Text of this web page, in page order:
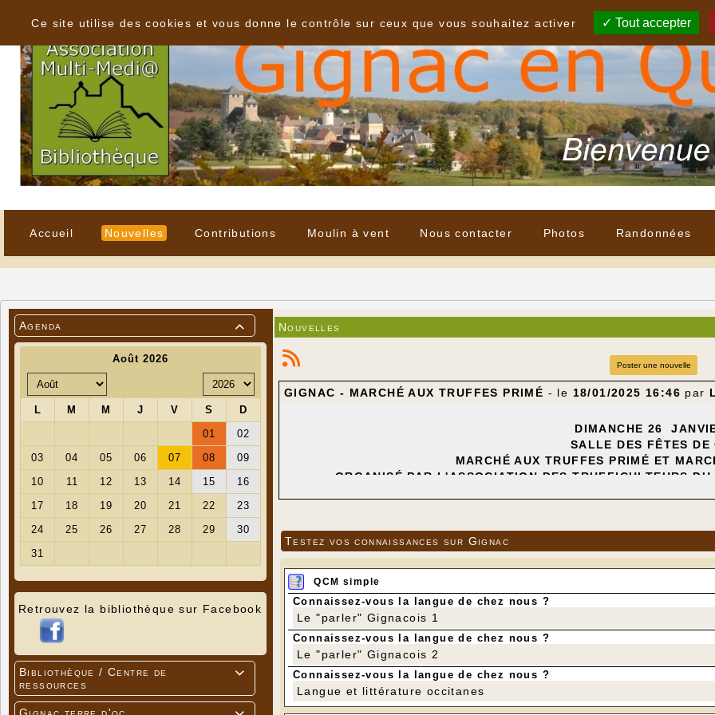
Accueil Nouvelles Contributions Moulin à vent Nous contacter Photos Randonnées

Agenda
Retrouvez la bibliothèque sur Facebook

Bibliothèque / Centre de
ressources
Nouvelles
Poster une nouvelle
GIGNAC - MARCHÉ AUX TRUFFES PRIMÉ - le 18/01/2025 16:46 par
DIMANCHE 26
SALLE DES FÊTES DE
MARCHÉ AUX TRUFFES PRIMÉ ET
ORGANISÉ PAR L'ASSOCIATION DES TRUFFICULTEURS
L'ASSOCIATION LO PATRIMÒNI ET
9 h - Accueil des trufficulteurs et contrôle des paniers
9 h 30 - Ouverture du marché primé
11 h 45 - Remise des prix
12 h - Tirage de la tombola
12 h 10 - Verre de l'Amitié offert par la Mairie de Gignac
12 h 45 - Repas gastronomique au restaurant de Gignac - "Le
Sur réservation au 05 65 32 79 76
---
Testez vos connaissances sur Gignac
QCM simple
Connaissez-vous la langue de chez nous ?
Le "parler" Gignacois 1
Connaissez-vous la langue de chez nous ?
Le "parler" Gignacois 2
Connaissez-vous la langue de chez nous ?
Langue et littérature occitanes
Ce site utilise des cookies et vous donne le contrôle sur ceux que vous souhaitez activer
Tout accepter